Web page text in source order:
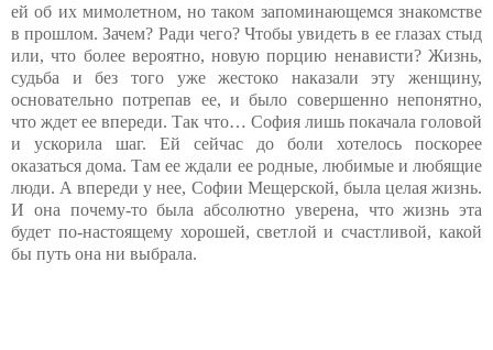
ей об их мимолетном, но таком запоминающемся знакомстве
в прошлом. Зачем? Ради чего? Чтобы увидеть в ее глазах стыд
или, что более вероятно, новую порцию ненависти? Жизнь,
судьба и без того уже жестоко наказали эту женщину,
основательно потрепав ее, и было совершенно непонятно,
что ждет ее впереди. Так что… София лишь покачала головой
и ускорила шаг. Ей сейчас до боли хотелось поскорее
оказаться дома. Там ее ждали ее родные, любимые и любящие
люди. А впереди у нее, Софии Мещерской, была целая жизнь.
И она почему-то была абсолютно уверена, что жизнь эта
будет по-настоящему хорошей, светлой и счастливой, какой
бы путь она ни выбрала.